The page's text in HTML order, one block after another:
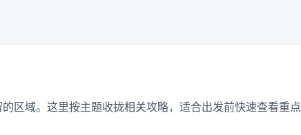
区域。这里按主题收拢相关攻略，适合出发前快速查看重